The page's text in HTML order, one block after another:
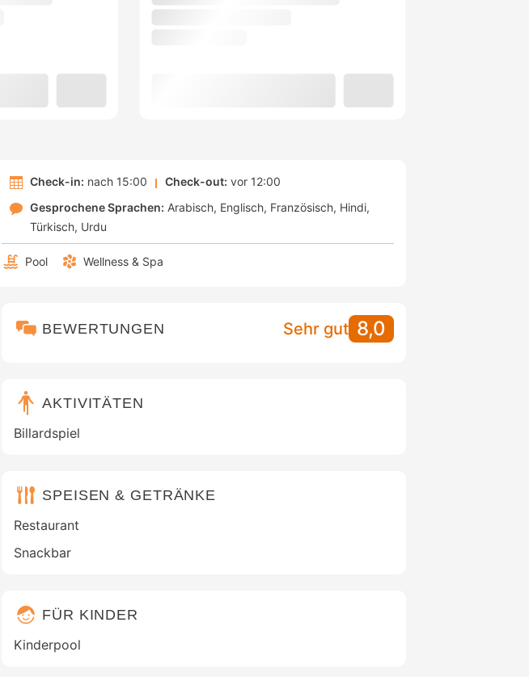
Check-in: nach 15:00 Check-out: vor 12:00
Gesprochene Sprachen: Arabisch Englisch Französisch Hindi
Türkisch Urdu
Pool Wellness & Spa
BEWERTUNGEN Sehr gut 8,0
AKTIVITÄTEN
Billardspiel
SPEISEN & GETRÄNKE
Restaurant
Snackbar
FÜR KINDER
Kinderpool